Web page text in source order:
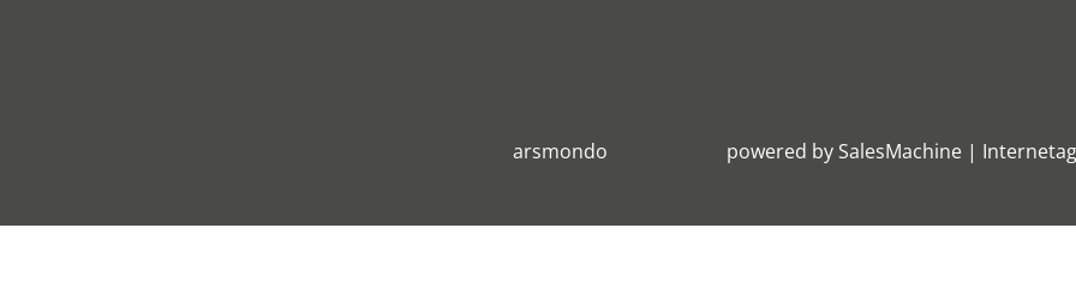
arsmondo powered bySalesMachine |